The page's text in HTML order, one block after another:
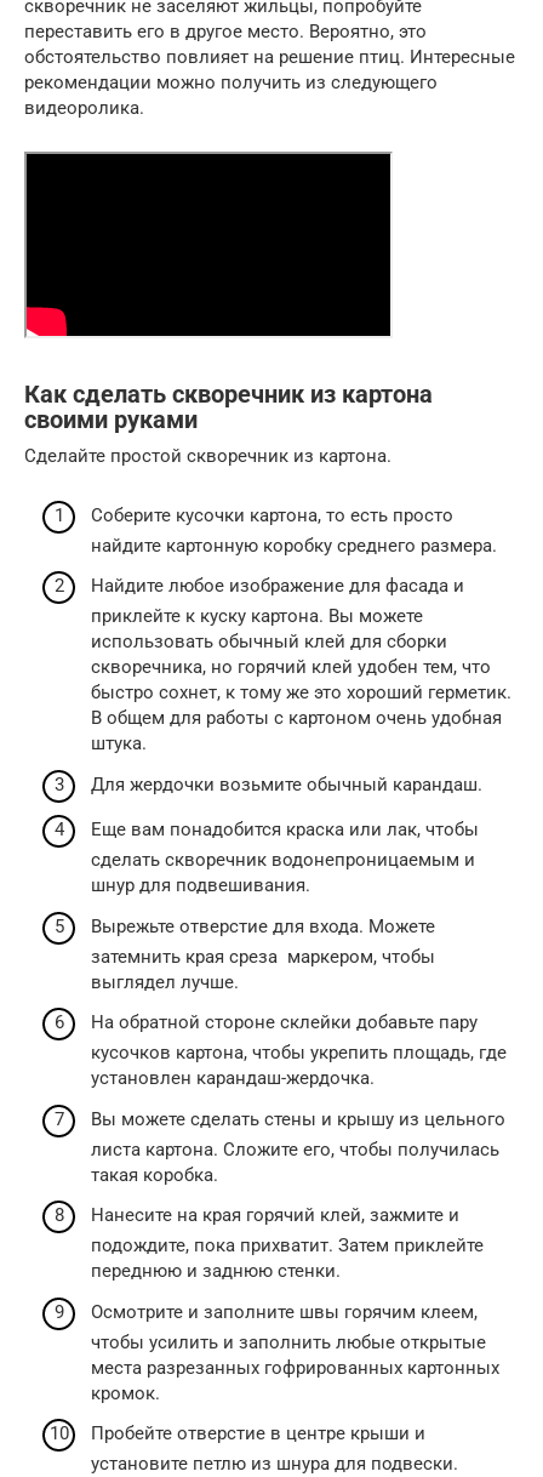
скворечник не заселяют жильцы, попробуйте
переставить его в другое место. Вероятно, это
обстоятельство повлияет на решение птиц. Интересные
рекомендации можно получить из следующего
видеоролика.
Как сделать скворечник из картона
своими руками
Сделайте простой скворечник из картона.
Соберите кусочки картона, то есть просто
найдите картонную коробку среднего размера.
Найдите любое изображение для фасада и
приклейте к куску картона. Вы можете
использовать обычный клей для сборки
скворечника, но горячий клей удобен тем, что
быстро сохнет, к тому же это хороший герметик.
В общем для работы с картоном очень удобная
штука.
Для жердочки возьмите обычный карандаш.
Еще вам понадобится краска или лак, чтобы
сделать скворечник водонепроницаемым и
шнур для подвешивания.
Вырежьте отверстие для входа. Можете
затемнить края среза маркером, чтобы
выглядел лучше.
На обратной стороне склейки добавьте пару
кусочков картона, чтобы укрепить площадь, где
установлен карандаш-жердочка.
Вы можете сделать стены и крышу из цельного
листа картона. Сложите его, чтобы получилась
такая коробка.
Нанесите на края горячий клей, зажмите и
подождите, пока прихватит. Затем приклейте
переднюю и заднюю стенки.
Осмотрите и заполните швы горячим клеем,
чтобы усилить и заполнить любые открытые
места разрезанных гофрированных картонных
кромок.
Пробейте отверстие в центре крыши и
установите петлю из шнура для подвески.